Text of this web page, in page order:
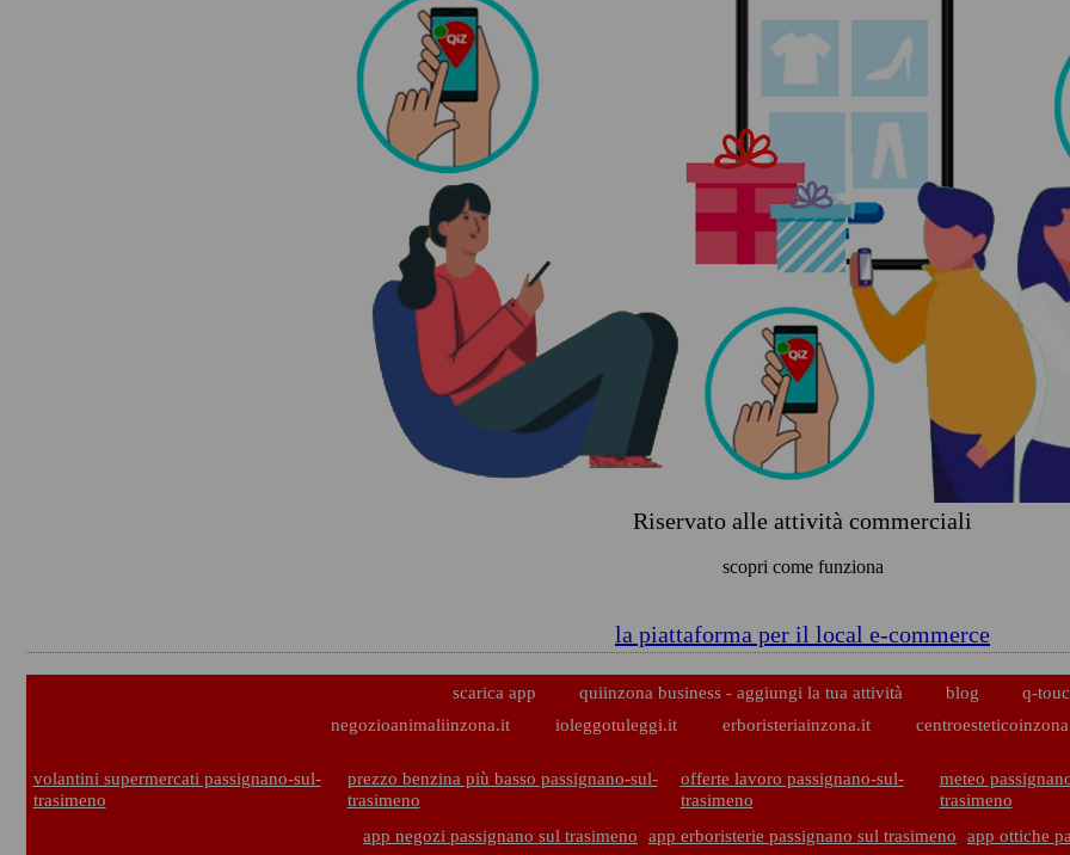
Riservato alle attività commerciali
scopri come funziona
la piattaforma per il local e-commerce
scarica app quiinzona business - aggiungi la tua attività blog
q-
negozioanimaliinzona.it
ioleggotuleggi.it erboristeriainzona.it
volantini supermercati passignano-sul-
trasimeno
prezzo benzina più basso passignano-sul-
trasimeno
offerte lavoro passignano-sul-
trasimeno
meteo
trasimeno
app negozi passignano sul trasimeno
app erboristerie passignano sul trasimeno app ottiche